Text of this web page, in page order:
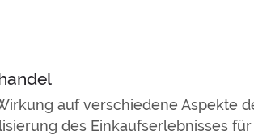
auf verschiedene Aspekte
des Einkaufserlebnisses für